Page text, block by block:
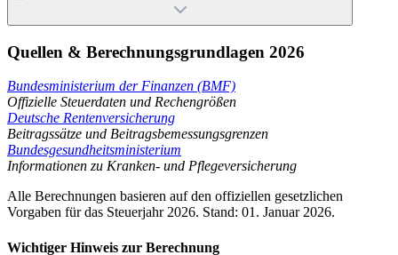
Quellen & Berechnungsgrundlagen 2026
Bundesministerium der Finanzen (BMF)
Offizielle Steuerdaten und Rechengrößen
Deutsche Rentenversicherung
Beitragssätze und Beitragsbemessungsgrenzen
Bundesgesundheitsministerium
Informationen zu Kranken- und Pflegeversicherung
Alle Berechnungen basieren auf den offiziellen gesetzlichen
Vorgaben für das Steuerjahr 2026. Stand: 01. Januar 2026.
Wichtiger Hinweis zur Berechnung